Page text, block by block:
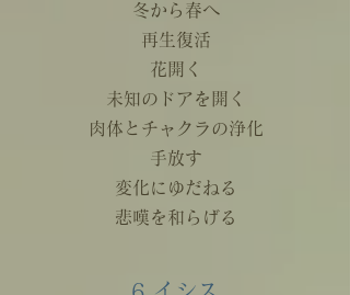
冬から春へ
再生復活
花開く
未知のドアを開く
肉体とチャクラの浄化
手放す
変化にゆだねる
悲嘆を和らげる
6.イシス